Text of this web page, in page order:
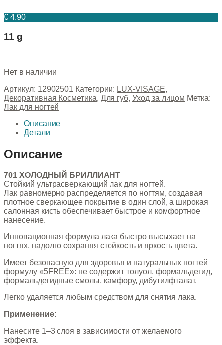
€ 4.90
11 g
Нет в наличии
Артикул: 12902501 Категории: LUX-VISAGE,
Декоративная Косметика, Для губ, Уход за лицом Метка:
Лак для ногтей
Описание
Детали
Описание
701 ХОЛОДНЫЙ БРИЛЛИАНТ
Стойкий ультрасверкающий лак для ногтей.
Лак равномерно распределяется по ногтям, создавая
плотное сверкающее покрытие в один слой, а широкая
салонная кисть обеспечивает быстрое и комфортное
нанесение.
Инновационная формула лака быстро высыхает на
ногтях, надолго сохраняя стойкость и яркость цвета.
Имеет безопасную для здоровья и натуральных ногтей
формулу «5FREE»: не содержит толуол, формальдегид,
формальдегидные смолы, камфору, дибутилфталат.
Легко удаляется любым средством для снятия лака.
Применение:
Нанесите 1–3 слоя в зависимости от желаемого
эффекта.